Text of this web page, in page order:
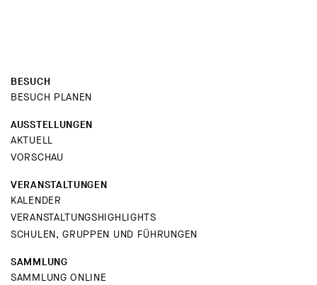
BESUCH
BESUCH PLANEN
AUSSTELLUNGEN
AKTUELL
VORSCHAU
VERANSTALTUNGEN
KALENDER
VERANSTALTUNGSHIGHLIGHTS
SCHULEN, GRUPPEN UND FÜHRUNGEN
SAMMLUNG
SAMMLUNG ONLINE